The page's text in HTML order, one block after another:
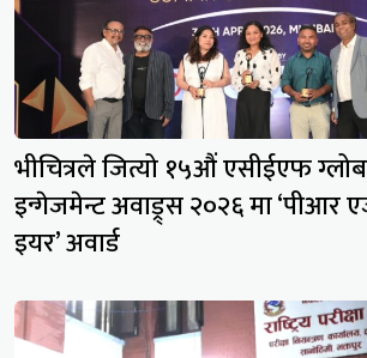
भीचित्रले जित्यो १५औं एसीईएफ
इन्गेजमेन्ट अवाड्र्स २०२६ मा ‘पीआर
इयर’ अवार्ड